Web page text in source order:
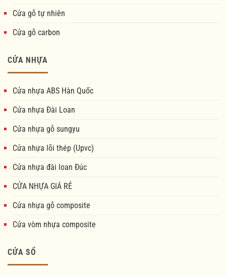
Cửa gỗ tự nhiên
Cửa gỗ carbon
CỬA NHỰA
Cửa nhựa ABS Hàn Quốc
Cửa nhựa Đài Loan
Cửa nhựa gỗ sungyu
Cửa nhựa lõi thép (Upvc)
Cửa nhựa đài loan Đúc
CỬA NHỰA GIÁ RẺ
Cửa nhựa gỗ composite
Cửa vòm nhựa composite
CỬA SỔ